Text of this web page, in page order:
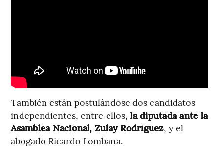
También están postulándose dos candidatos
independientes, entre ellos, la diputada ante la
Asamblea Nacional, Zulay Rodríguez, y el
abogado Ricardo Lombana.